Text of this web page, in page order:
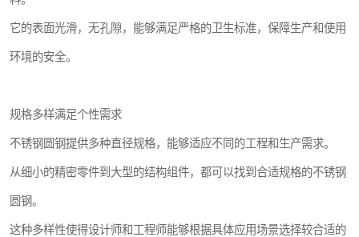
它的表面光滑，无孔隙，能够满足严格的卫生标准，保障生产和使用
环境的安全。
规格多样满足个性需求
不锈钢圆钢提供多种直径规格，能够适应不同的工程和生产需求。
从细小的精密零件到大型的结构组件，都可以找到合适规格的不锈钢
圆钢。
这种多样性使得设计师和工程师能够根据具体应用场景选择较合适的